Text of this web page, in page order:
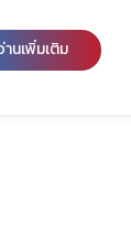
านเพิ่มเติม